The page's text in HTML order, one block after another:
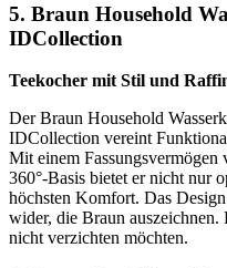
5. Braun Household
IDCollection
Teekocher mit Stil und
Der Braun Household
IDCollection vereint
Mit einem
360°-Basis bietet er nicht nur
höchsten Komfort. Das
wider, die Braun
nicht verzichten möchten.